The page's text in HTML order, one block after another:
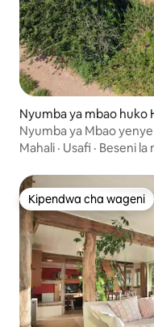
Nyumba ya mbao huko
Nyumba ya Mbao
Moto + Mandhari ya
Mahali · Usafi · Beseni la
Kipendwa cha wageni
Kipendwa cha wageni